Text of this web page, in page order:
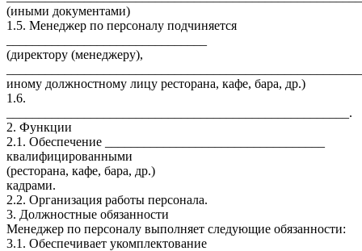
(иными документами)
1.5. Менеджер по персоналу подчиняется
(директору (менеджеру),
иному должностному лицу ресторана, кафе, бара, др.)
1.6.
_____________________________________________________.
2. Функции
2.1. Обеспечение __________________________________
квалифицированными
(ресторана, кафе, бара, др.)
кадрами.
2.2. Организация работы персонала.
3. Должностные обязанности
Менеджер по персоналу выполняет следующие обязанности:
3.1. Обеспечивает укомплектование